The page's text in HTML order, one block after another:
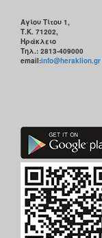
Αγίου Τίτου 1,
Τ.Κ. 71202,
Ηράκλειο
Τηλ.: 2813-409000
email:info@heraklion.gr